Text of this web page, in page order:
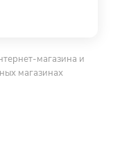
магазина и
магазинах